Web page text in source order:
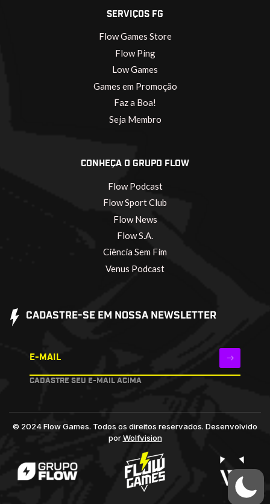
SERVIÇOS FG
Flow Games Store
Flow Ping
Low Games
Games em Promoção
Faz a Boa!
Seja Membro
CONHEÇA O GRUPO FLOW
Flow Podcast
Flow Sport Club
Flow News
Flow S.A.
Ciência Sem Fim
Venus Podcast
CADASTRE-SE EM NOSSA NEWSLETTER
E-MAIL
CADASTRE SEU E-MAIL ACIMA
© 2024 Flow Games. Todos os direitos reservados. Desenvolvido
porWolfvision